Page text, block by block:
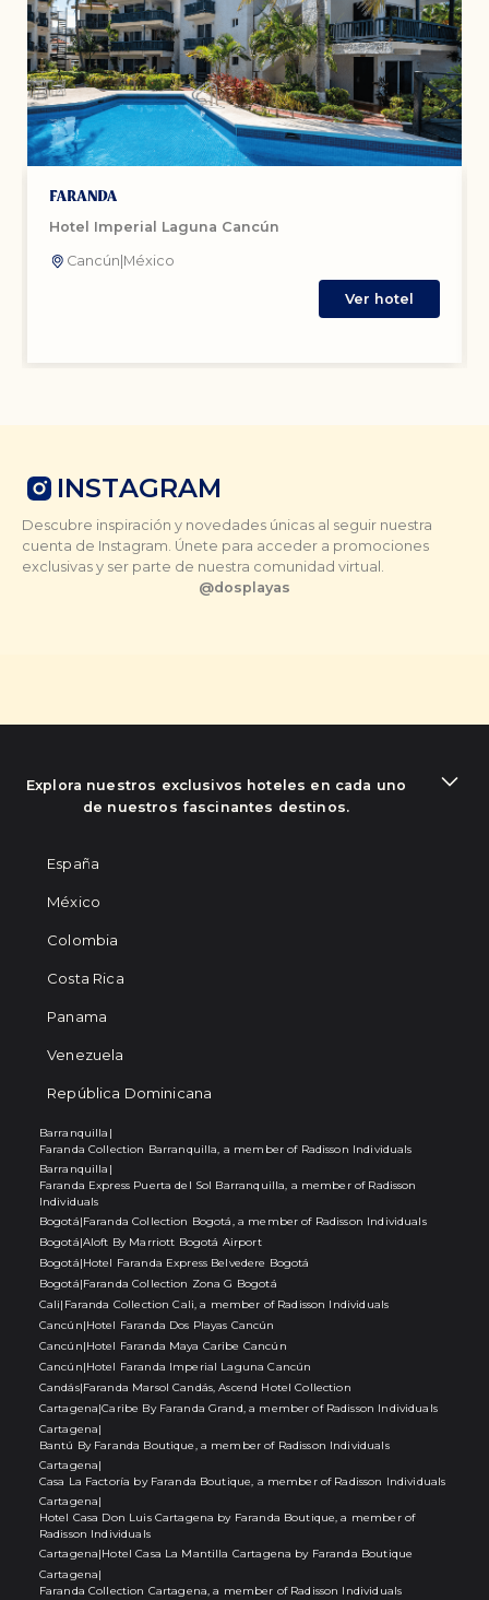
Hotel Imperial Laguna Cancún
Cancún México
Ver hotel
INSTAGRAM
Descubre inspiración y novedades únicas al seguir nuestra
cuenta de Instagram. Únete para acceder a promociones
exclusivas y ser parte de nuestra comunidad virtual.
@dosplayas
Explora nuestros exclusivos hoteles en cada uno
de nuestros fascinantes destinos.
España
México
Colombia
Costa Rica
Panama
Venezuela
República Dominicana
Barranquilla |
Faranda Collection Barranquilla, a member of Radisson Individuals
Barranquilla |
Faranda Express Puerta del Sol Barranquilla, a member of Radisson
Individuals
Bogotá|Faranda Collection Bogotá, a member of Radisson Individuals
Bogotá|Aloft By Marriott Bogotá Airport
Bogotá|Hotel Faranda Express Belvedere Bogotá
Bogotá|Faranda Collection Zona G Bogotá
Cali| Faranda Collection Cali, a member of Radisson Individuals
Cancún|Hotel Faranda Dos Playas Cancún
Cancún|Hotel Faranda Maya Caribe Cancún
Cancún|Hotel Faranda Imperial Laguna Cancún
Candás|Faranda Marsol Candás, Ascend Hotel Collection
Cartagena|Caribe By Faranda Grand, a member of Radisson Individuals
Cartagena|
Bantú By Faranda Boutique, a member of Radisson Individuals
Cartagena|
Casa La Factoría by Faranda Boutique, a member of Radisson Individuals
Cartagena|
Hotel Casa Don Luis Cartagena by Faranda Boutique, a member of
Radisson Individuals
Cartagena|Hotel Casa La Mantilla Cartagena by Faranda Boutique
Cartagena|
Faranda Collection Cartagena, a member of Radisson Individuals